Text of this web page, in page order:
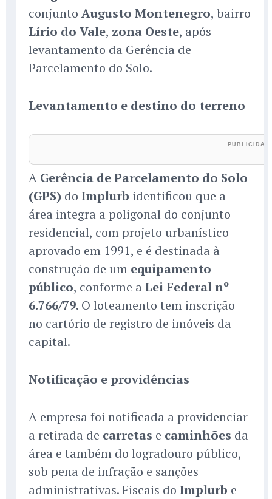
conjunto Augusto Montenegro, bairro
Lírio do Vale, zona Oeste, após
levantamento da Gerência de
Parcelamento do Solo.
Levantamento e destino do terreno
A Gerência de Parcelamento do Solo
(GPS) do Implurb identificou que a
área integra a poligonal do conjunto
residencial, com projeto urbanístico
aprovado em 1991, e é destinada à
construção de um equipamento
público, conforme a Lei Federal nº
6.766/79. O loteamento tem inscrição
no cartório de registro de imóveis da
capital.
Notificação e providências
A empresa foi notificada a providenciar
a retirada de carretas e caminhões da
área e também do logradouro público,
sob pena de infração e sanções
administrativas. Fiscais do Implurb e